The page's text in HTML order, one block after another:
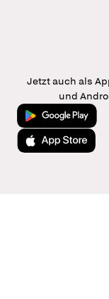
Jetzt auch als
und
Jetzt bei Google
Laden im App